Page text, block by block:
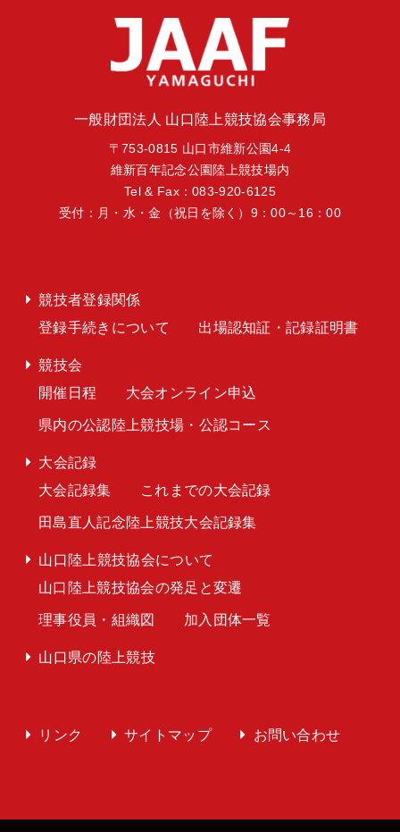
一般財団法人 山口陸上競技協会事務局
〒753-0815 山口市維新公園4-4
維新百年記念公園陸上競技場内
Tel & Fax：083-920-6125
受付：月・水・金（祝日を除く）9：00～16：00
競技者登録関係
登録手続きについて
出場認知証・記録証明書
競技会
開催日程
大会オンライン申込
県内の公認陸上競技場・公認コース
大会記録
大会記録集
これまでの大会記録
田島直人記念陸上競技大会記録集
山口陸上競技協会について
山口陸上競技協会の発足と変遷
理事役員・組織図 加入団体一覧
山口県の陸上競技
リンク サイトマップ お問い合わせ